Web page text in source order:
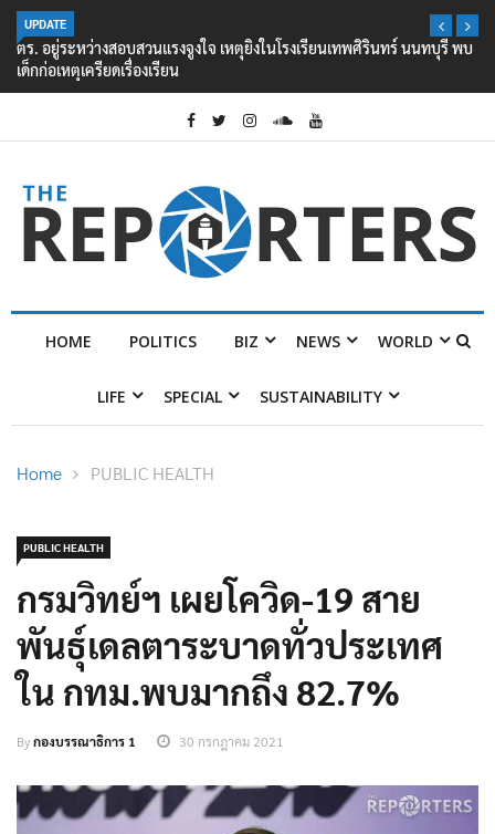
UPDATE
ตร. อยู่ระหว่างสอบสวนแรงจูงใจ เหตุยิงในโรงเรียนเทพศิรินทร์ นนทบุรี พบ
เด็กก่อเหตุเครียดเรื่องเรียน
HOME POLITICS BIZ NEWS WORLD
LIFE SPECIAL SUSTAINABILITY
Home PUBLIC HEALTH
PUBLIC HEALTH
กรมวิทย์ฯ เผยโควิด-19 สาย
พันธ์ุเดลตาระบาดทั่วประเทศ
ใน กทม.พบมากถึง 82.7%
Byกองบรรณาธิการ 1 30 กรกฎาคม 2021